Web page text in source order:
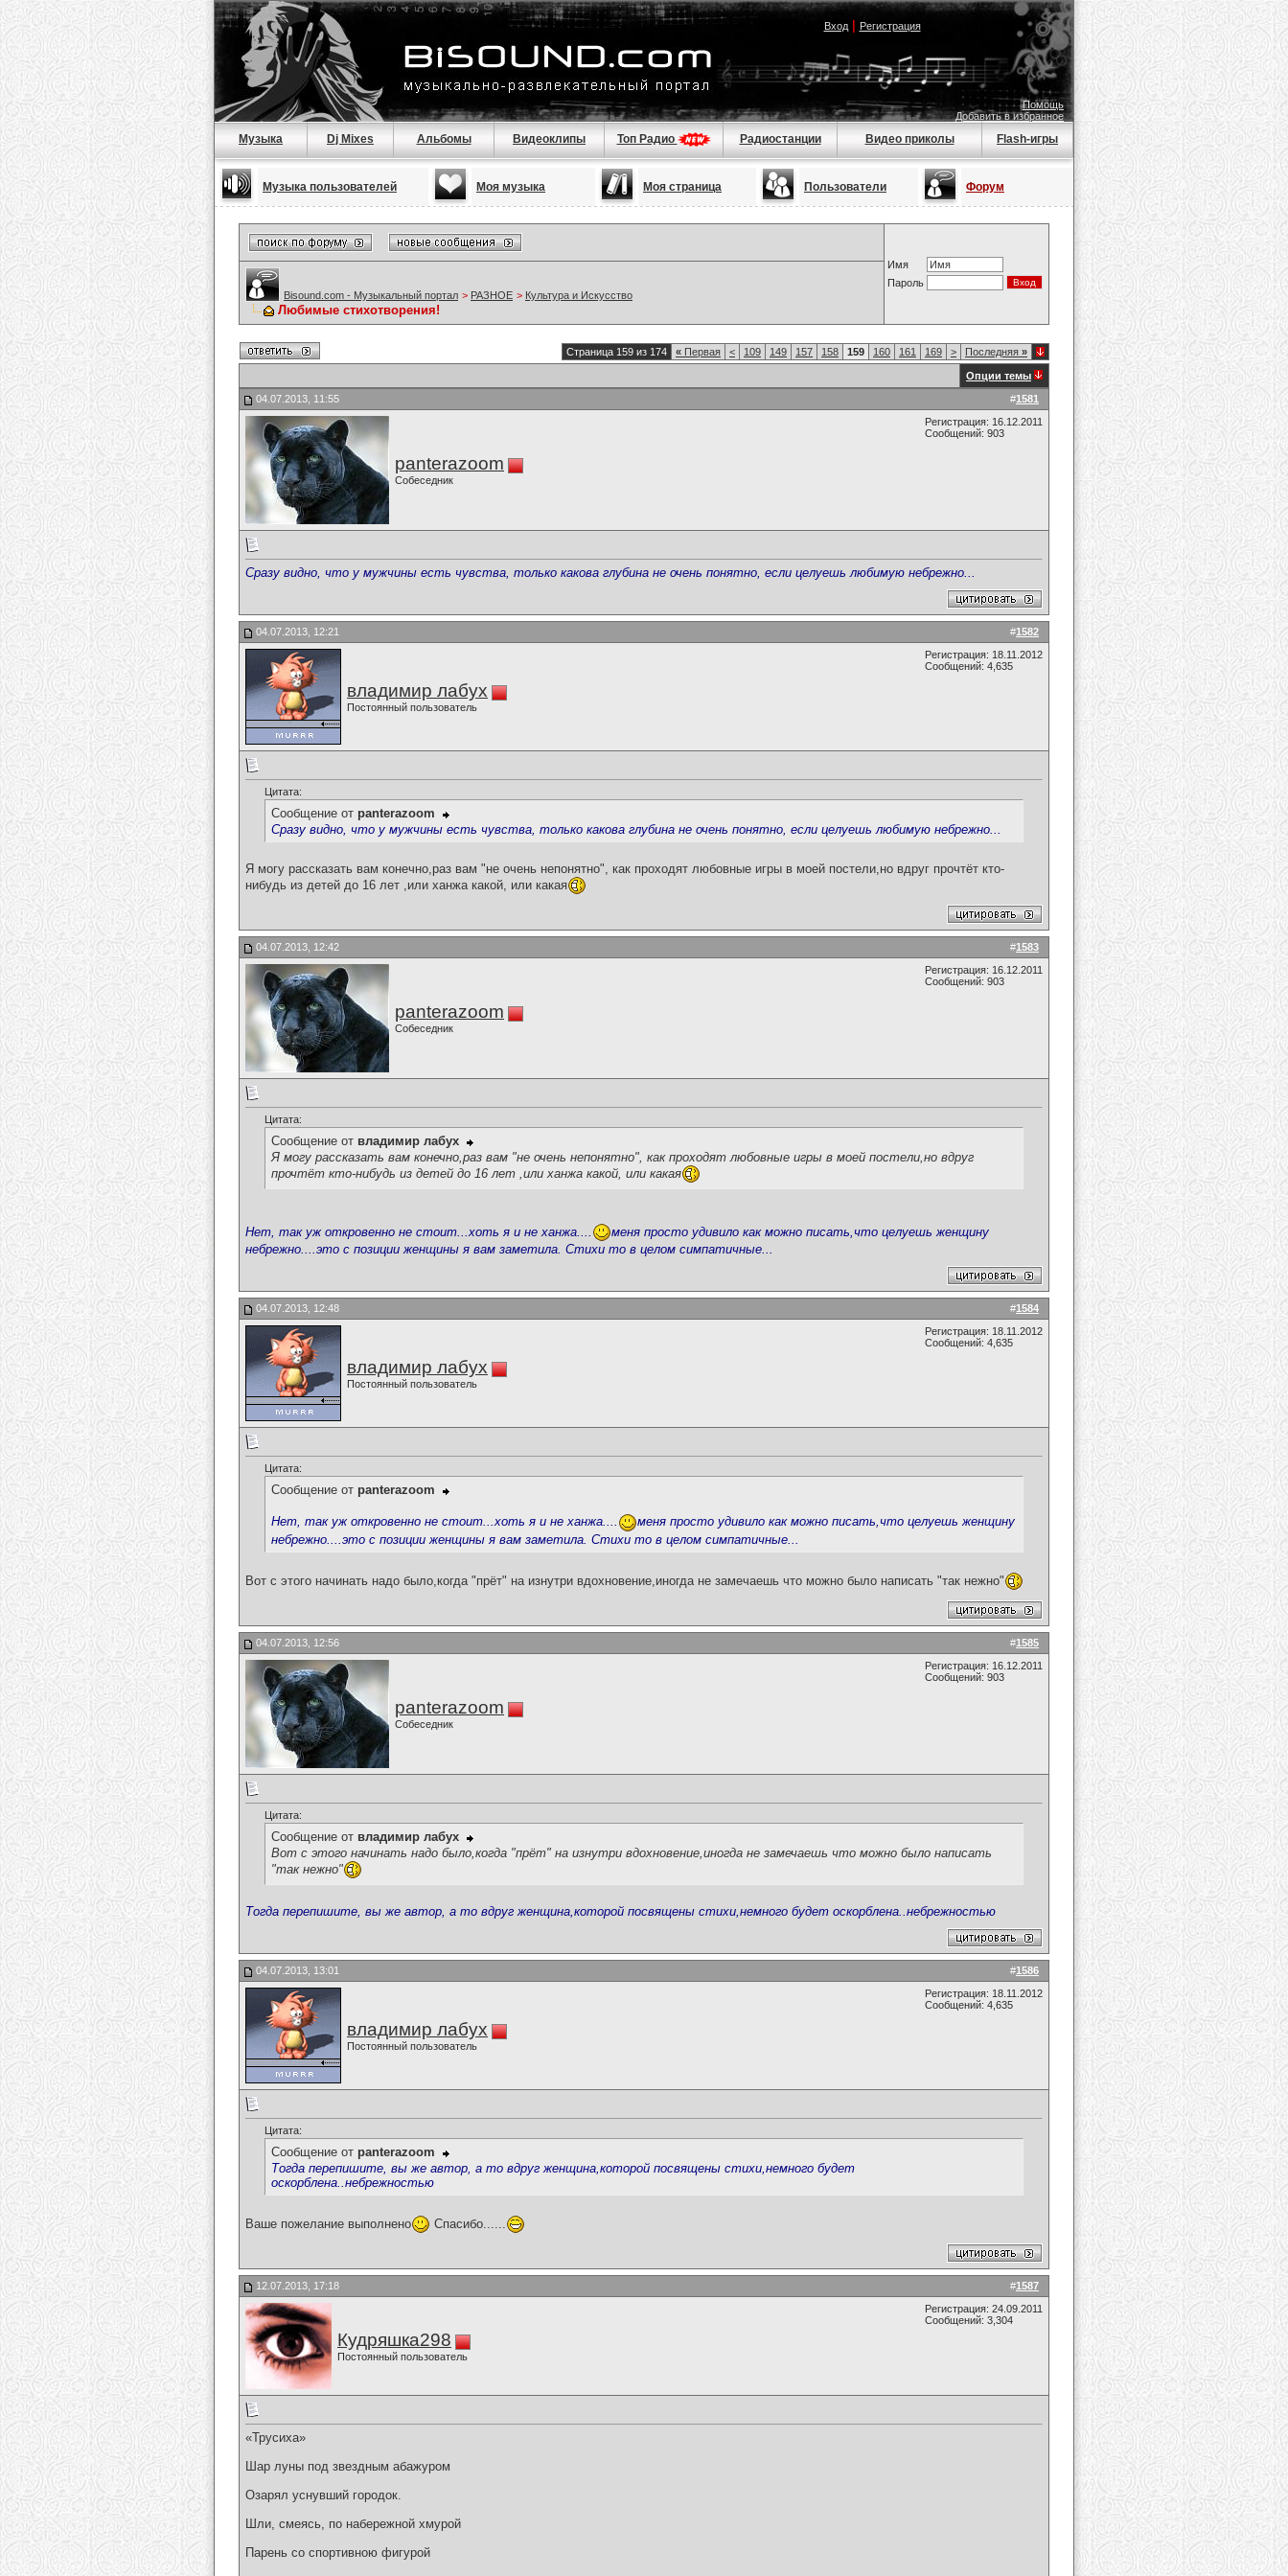
Вход| Регистрация
Помощь
Добавить в избранное
Музыка Dj Mixes Альбомы Видеоклипы Топ Радио Радиостанции Видео приколы Flash-игры
Музыка пользователей Моя музыка Моя страница Пользователи Форум
Имя
Пароль
Bisound.com - Музыкальный портал > РАЗНОЕ > Культура и Искусство
Любимые стихотворения!
Страница 159 из 174 « Первая < 109 149 157 158 159 160 161 169 > Последняя »
Опции темы
#1581
04.07.2013, 11:55
panterazoom
Собеседник
Регистрация: 16.12.2011
Сообщений: 903
Сразу видно, что у мужчины есть чувства, только какова глубина не очень понятно, если целуешь любимую небрежно...
#1582
04.07.2013, 12:21
владимир лабух
Постоянный пользователь
Регистрация: 18.11.2012
Сообщений: 4,635
Цитата:
Сообщение от panterazoom
Сразу видно, что у мужчины есть чувства, только какова глубина не очень понятно, если целуешь любимую небрежно...
Я могу рассказать вам конечно,раз вам "не очень непонятно", как проходят любовные игры в моей постели,но вдруг прочтёт кто-
нибудь из детей до 16 лет ,или ханжа какой, или какая
#1583
04.07.2013, 12:42
panterazoom
Собеседник
Регистрация: 16.12.2011
Сообщений: 903
Цитата:
Сообщение от владимир лабух
Я могу рассказать вам конечно,раз вам "не очень непонятно", как проходят любовные игры в моей постели,но вдруг
прочтёт кто-нибудь из детей до 16 лет ,или ханжа какой, или какая
Нет, так уж откровенно не стоит...хоть я и не ханжа....
меня просто удивило как можно писать,что целуешь женщину
небрежно....это с позиции женщины я вам заметила. Стихи то в целом симпатичные...
#1584
04.07.2013, 12:48
владимир лабух
Постоянный пользователь
Регистрация: 18.11.2012
Сообщений: 4,635
Цитата:
Сообщение от panterazoom
Нет, так уж откровенно не стоит...хоть я и не ханжа....
меня просто удивило как можно писать,что целуешь женщину
небрежно....это с позиции женщины я вам заметила. Стихи то в целом симпатичные...
Вот с этого начинать надо было,когда "прёт" на изнутри вдохновение,иногда не замечаешь что можно было написать "так нежно"
#1585
04.07.2013, 12:56
panterazoom
Собеседник
Регистрация: 16.12.2011
Сообщений: 903
Цитата:
Сообщение от владимир лабух
Вот с этого начинать надо было,когда "прёт" на изнутри вдохновение,иногда не замечаешь что можно было написать
"так нежно"
Тогда перепишите, вы же автор, а то вдруг женщина,которой посвящены стихи,немного будет оскорблена..небрежностью
#1586
04.07.2013, 13:01
владимир лабух
Постоянный пользователь
Регистрация: 18.11.2012
Сообщений: 4,635
Цитата:
Сообщение от panterazoom
Тогда перепишите, вы же автор, а то вдруг женщина,которой посвящены стихи,немного будет
оскорблена..небрежностью
Ваше пожелание выполнено Спасибо......
#1587
12.07.2013, 17:18
Кудряшка298
Постоянный пользователь
Регистрация: 24.09.2011
Сообщений: 3,304
«Трусиха»
Шар луны под звездным абажуром
Озарял уснувший городок.
Шли, смеясь, по набережной хмурой
Парень со спортивною фигурой